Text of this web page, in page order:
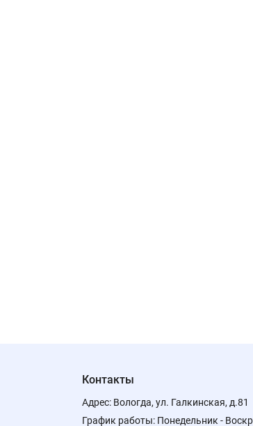
Контакты
Адрес: Вологда, ул. Галкинская, д.81
График работы: Понедельник -